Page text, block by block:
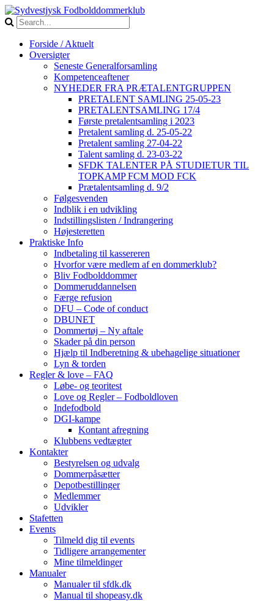
Forside / Aktuelt
Oversigter
Seneste Generalforsamling
Kompetenceaftener
NYHEDER FRA PRÆTALENTGRUPPEN
PRETALENT SAMLING 25-05-23
PRETALENTSAMLING 17/4
Første pretalentsamling i 2023
Pretalent samling d. 25-05-22
Pretalent samling 27-04-22
Talent samling d. 23-03-22
SFDK TALENTER PÅ STUDIETUR TIL
TOPKAMP FCM MOD FCK
Prætalentsamling d. 9/2
Følgesvenden
Indblik i en udvikling
Indstillingslisten / Indrangering
Højesteretten
Praktiske Info
Indbetaling til kassereren
Hvorfor være medlem af en dommerklub?
Bliv Fodbolddommer
Dommeruddannelsen
Færge refusion
DFU – Code of conduct
DBUNET
Dommertøj – Ny aftale
Skader på din person
Hjælp til Indberetning & ubehagelige situationer
Lyn & torden
Regler & love – FAQ
Løbe- og teoritest
Love og Regler – Fodboldloven
Indefodbold
DGI-kampe
Kontant afregning
Klubbens vedtægter
Kontakter
Bestyrelsen og udvalg
Dommerpåsætter
Depotbestillinger
Medlemmer
Udvikler
Stafetten
Events
Tilmeld dig til events
Tidligere arrangementer
Mine tilmeldinger
Manualer
Manualer til sfdk.dk
Manual til shopeasy.dk